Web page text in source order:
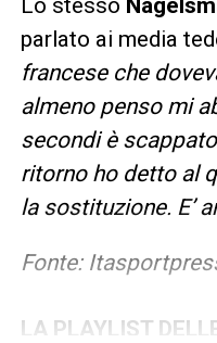
parlato ai media
francese che
almeno penso mi
secondi è
ritorno ho detto al
la sostituzione. E’
Fonte:
LA PLAYLIST